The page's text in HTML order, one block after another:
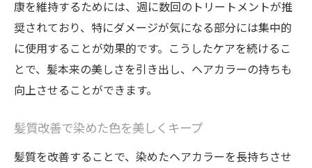
康を維持するためには、週に数回のトリートメントが推
奨されており、特にダメージが気になる部分には集中的
に使用することが効果的です。こうしたケアを続けるこ
とで、髪本来の美しさを引き出し、ヘアカラーの持ちも
向上させることができます。
髪質改善で染めた色を美しくキープ
髪質を改善することで、染めたヘアカラーを長持ちさせ